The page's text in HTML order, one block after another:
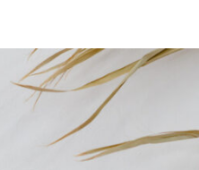
13,00€